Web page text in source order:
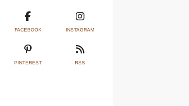
FACEBOOK INSTAGRAM
PINTEREST RSS